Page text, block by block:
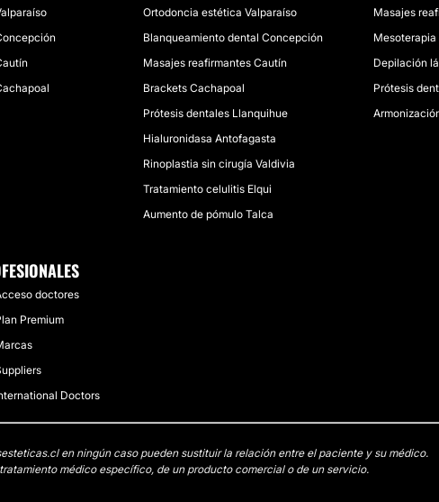
Ortodoncia estética Valparaíso
Blanqueamiento dental Concepción
Masajes reafirmantes Cautín
Brackets Cachapoal
Prótesis dentales Llanquihue
Hialuronidasa Antofagasta
Rinoplastia sin cirugía Valdivia
Tratamiento celulitis Elqui
Aumento de pómulo Talca
Masajes
Mesoterapia
Depilación
Prótesis
doctores
Premium
Doctors
en ningún caso pueden sustituir la relación entre el paciente y su médico.
médico específico, de un producto comercial o de un servicio.